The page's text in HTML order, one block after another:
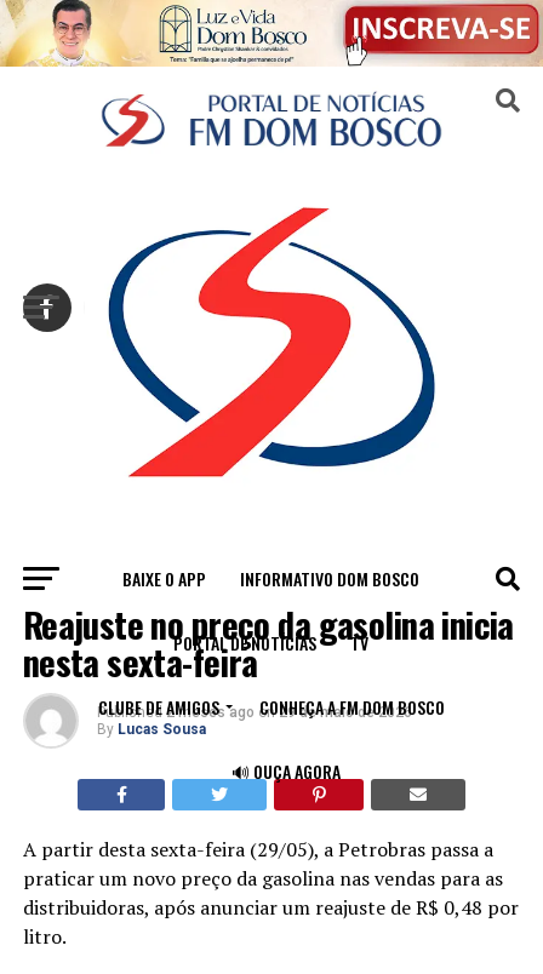
BAIXE O APP INFORMATIVO DOM BOSCO
PORTAL DE NOTÍCIAS TV
CLUBE DE AMIGOS CONHEÇA A FM DOM BOSCO
🔊 OUÇA AGORA
ECONOMIA
Reajuste no preço da gasolina inicia
nesta sexta-feira
Published 2 meses ago on 29 de maio de 2026
By Lucas Sousa
A partir desta sexta-feira (29/05), a Petrobras passa a
praticar um novo preço da gasolina nas vendas para as
distribuidoras, após anunciar um reajuste de R$ 0,48 por
litro.
Sair da versão mobile